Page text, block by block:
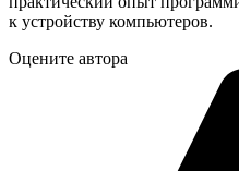
к устройству компьютеров.
Оцените автора